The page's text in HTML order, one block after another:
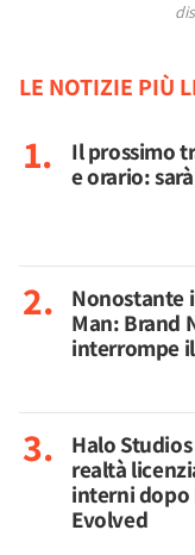
LE NOTIZIE PIÙ
Il prossimo
e orario:
Nonostante
Man: Brand
interrompe
Halo
realtà
interni dopo
Evolved